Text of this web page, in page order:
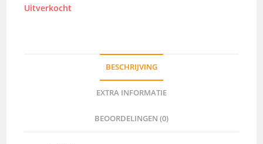
Uitverkocht
BESCHRIJVING
EXTRA INFORMATIE
BEOORDELINGEN (0)